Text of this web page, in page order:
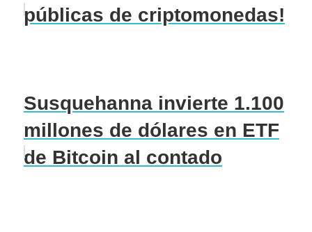
públicas de criptomonedas!
Susquehanna invierte 1.100
millones de dólares en ETF
de Bitcoin al contado